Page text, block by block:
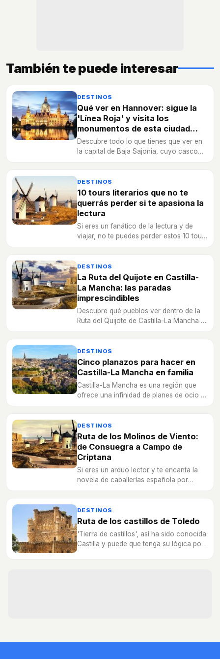
También te puede interesar
DESTINOS
Qué ver en Hannover: sigue la
'Línea Roja' y visita los
monumentos de esta ciudad
reconstruida tras la II Guerra
Mundial
Descubre todo lo que tienes que ver en
la capital de Baja Sajonia, cuyo casco
Mundial.
DESTINOS
10 tours literarios que no te
querrás perder si te apasiona la
lectura
Si eres un fanático de la lectura y de
viajar, no te puedes perder estos 10 tours
Europa.
DESTINOS
La Ruta del Quijote en Castilla-
La Mancha: las paradas
imprescindibles
Descubre qué pueblos ver dentro de la
Ruta del Quijote de Castilla-La Mancha y
submeseta sur.
DESTINOS
Cinco planazos para hacer en
Castilla-La Mancha en familia
Castilla-La Mancha es una región que
ofrece una infinidad de planes de ocio y
DESTINOS
Ruta de los Molinos de Viento:
de Consuegra a Campo de
Criptana
Si eres un arduo lector y te encanta la
novela de caballerías española por
de Viento.
DESTINOS
Ruta de los castillos de Toledo
'Tierra de castillos', así ha sido conocida
Castilla y puede que tenga su lógica por